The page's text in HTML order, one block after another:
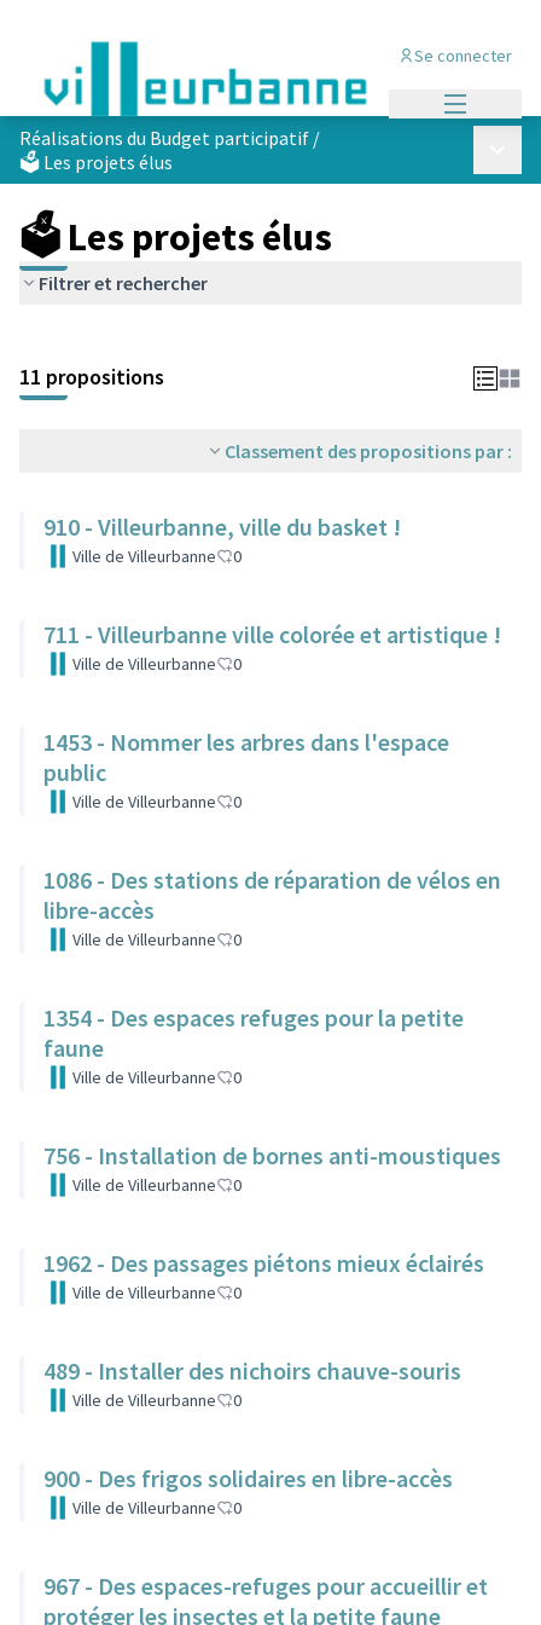
Se connecter
Réalisations du Budget participatif /
🗳️ Les projets élus
🗳️ Les projets élus
Filtrer et rechercher
+
−
11 propositions
Classement des propositions par :
910 - Villeurbanne, ville du basket !
Ville de Villeurbanne 0
711 - Villeurbanne ville colorée et artistique !
Ville de Villeurbanne 0
1453 - Nommer les arbres dans l'espace
public
Ville de Villeurbanne 0
1086 - Des stations de réparation de vélos en
libre-accès
Ville de Villeurbanne 0
1354 - Des espaces refuges pour la petite
faune
Ville de Villeurbanne 0
756 - Installation de bornes anti-moustiques
Ville de Villeurbanne 0
1962 - Des passages piétons mieux éclairés
Ville de Villeurbanne 0
489 - Installer des nichoirs chauve-souris
Ville de Villeurbanne 0
900 - Des frigos solidaires en libre-accès
Ville de Villeurbanne 0
967 - Des espaces-refuges pour accueillir et
protéger les insectes et la petite faune